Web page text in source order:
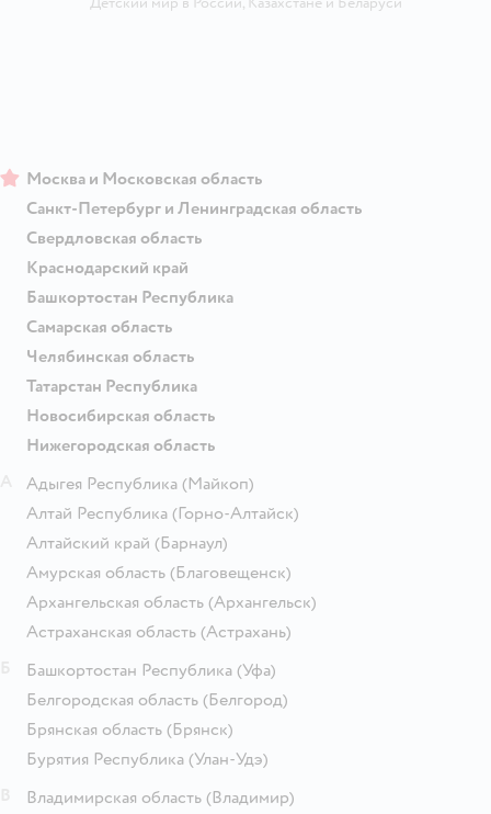
Москва и Московская область
Санкт-Петербург и Ленинградская область
Свердловская область
Краснодарский край
Башкортостан Республика
Самарская область
Челябинская область
Татарстан Республика
Новосибирская область
Нижегородская область
Адыгея Республика (Майкоп)
Алтай Республика (Горно-Алтайск)
Алтайский край (Барнаул)
Амурская область (Благовещенск)
Архангельская область (Архангельск)
Астраханская область (Астрахань)
Башкортостан Республика (Уфа)
Белгородская область (Белгород)
Брянская область (Брянск)
Бурятия Республика (Улан-Удэ)
Владимирская область (Владимир)